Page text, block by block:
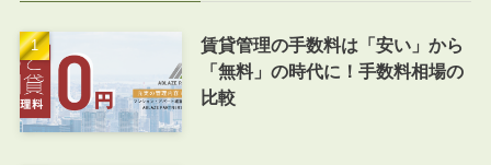
賃貸管理の手数料は「安い」から
「無料」の時代に！手数料相場の
比較